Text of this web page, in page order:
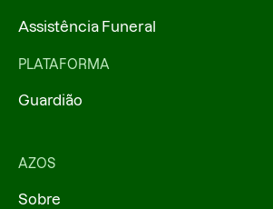
Assistência Funeral
PLATAFORMA
Guardião
AZOS
Sobre